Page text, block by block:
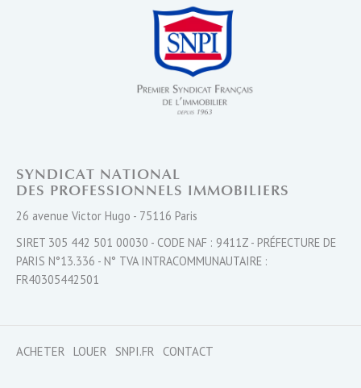
SYNDICAT NATIONAL
DES PROFESSIONNELS IMMOBILIERS
26 avenue Victor Hugo - 75116 Paris
SIRET 305 442 501 00030 - CODE NAF : 9411Z - PRÉFECTURE DE
PARIS N°13.336 - N° TVA INTRACOMMUNAUTAIRE :
FR40305442501
ACHETER LOUER SNPI.FR CONTACT